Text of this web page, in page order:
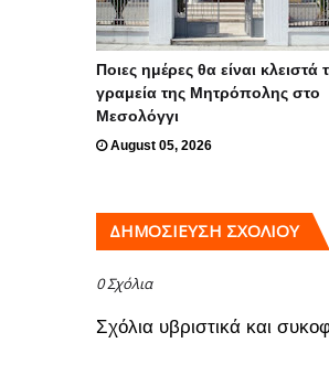
Ποιες ημέρες θα είναι κλειστά
γραμεία της Μητρόπολης στο
Μεσολόγγι
August 05, 2026
ΔΗΜΟΣΊΕΥΣΗ ΣΧΟΛΊΟΥ
0 Σχόλια
Σχόλια υβριστικά και